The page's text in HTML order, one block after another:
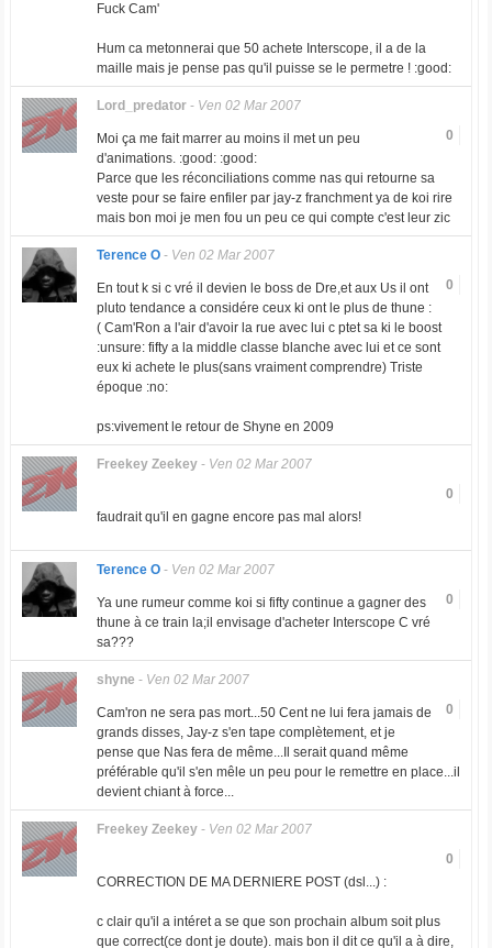
Fuck Cam'
Hum ca metonnerai que 50 achete Interscope, il a de la
maille mais je pense pas qu'il puisse se le permetre ! :good:
Lord_predator- Ven 02 Mar 2007
0
Moi ça me fait marrer au moins il met un peu
d'animations. :good: :good:
Parce que les réconciliations comme nas qui retourne sa
veste pour se faire enfiler par jay-z franchment ya de koi rire
mais bon moi je men fou un peu ce qui compte c'est leur zic
Terence O- Ven 02 Mar 2007
0
En tout k si c vré il devien le boss de Dre,et aux Us il ont
pluto tendance a considére ceux ki ont le plus de thune :
( Cam'Ron a l'air d'avoir la rue avec lui c ptet sa ki le boost
:unsure: fifty a la middle classe blanche avec lui et ce sont
eux ki achete le plus(sans vraiment comprendre) Triste
époque :no:
ps:vivement le retour de Shyne en 2009
Freekey Zeekey- Ven 02 Mar 2007
0
faudrait qu'il en gagne encore pas mal alors!
Terence O- Ven 02 Mar 2007
0
Ya une rumeur comme koi si fifty continue a gagner des
thune à ce train la;il envisage d'acheter Interscope C vré
sa???
shyne - Ven 02 Mar 2007
0
Cam'ron ne sera pas mort...50 Cent ne lui fera jamais de
grands disses, Jay-z s'en tape complètement, et je
pense que Nas fera de même...Il serait quand même
préférable qu'il s'en mêle un peu pour le remettre en place...il
devient chiant à force...
Freekey Zeekey- Ven 02 Mar 2007
0
CORRECTION DE MA DERNIERE POST (dsl...) :
c clair qu'il a intéret a se que son prochain album soit plus
que correct(ce dont je doute). mais bon il dit ce qu'il a à dire,